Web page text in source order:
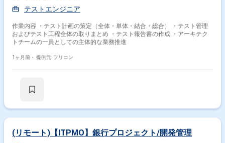
テストエンジニア
作業内容 ・テスト計画の策定（全体・単体・結合・総合） ・テスト管理
およびテスト工程全体の取りまとめ ・テスト報告書の作成 ・アーキテク
トチームの一員としての主体的な業務推進
1ヶ月前・ 提供元: フリコン
(リモート)【ITPMO】銀行プロジェクト/開発管理